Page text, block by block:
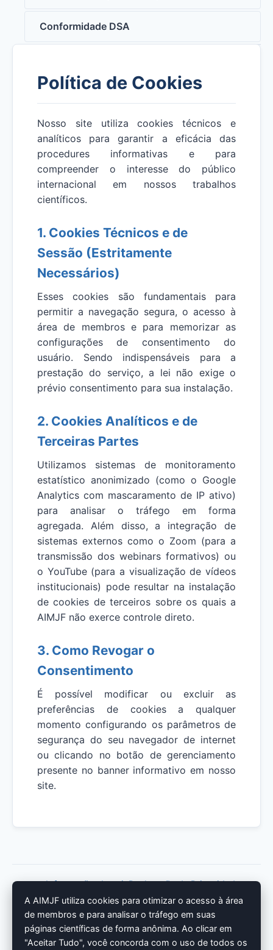
Conformidade DSA
Política de Cookies
Nosso site utiliza cookies técnicos e
analíticos para garantir a eficácia das
procedures informativas e para
compreender o interesse do público
internacional em nossos trabalhos
científicos.
1. Cookies Técnicos e de
Sessão (Estritamente
Necessários)
Esses cookies são fundamentais para
permitir a navegação segura, o acesso à
área de membros e para memorizar as
configurações de consentimento do
usuário. Sendo indispensáveis para a
prestação do serviço, a lei não exige o
prévio consentimento para sua instalação.
2. Cookies Analíticos e de
Terceiras Partes
Utilizamos sistemas de monitoramento
estatístico anonimizado (como o Google
Analytics com mascaramento de IP ativo)
para analisar o tráfego em forma
agregada. Além disso, a integração de
sistemas externos como o Zoom (para a
transmissão dos webinars formativos) ou
o YouTube (para a visualização de vídeos
institucionais) pode resultar na instalação
de cookies de terceiros sobre os quais a
AIMJF não exerce controle direto.
3. Como Revogar o
Consentimento
É possível modificar ou excluir as
preferências de cookies a qualquer
momento configurando os parâmetros de
segurança do seu navegador de internet
ou clicando no botão de gerenciamento
presente no banner informativo em nosso
site.
Informações LegaisDeclaração de Privacidade
Política de Cookies
Termo de Isenção de Responsabilidade
Conformidade DSA
A AIMJF utiliza cookies para otimizar o acesso à área
de membros e para analisar o tráfego em suas
páginas científicas de forma anônima. Ao clicar em
"Aceitar Tudo", você concorda com o uso de todos os